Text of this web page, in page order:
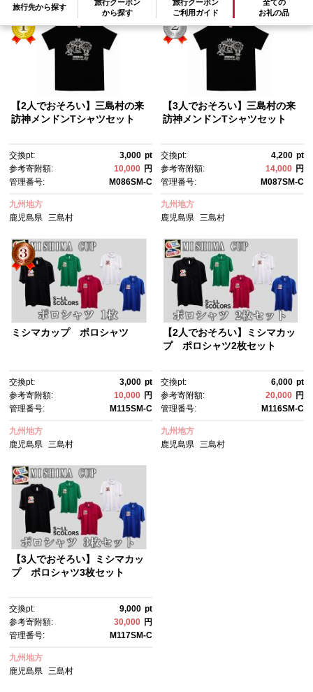
旅行先から探す
旅行クーポン
から探す
旅行クーポン
ご利用ガイド
全ての
お礼の品
【2人でおそろい】三島村の来
訪神メンドンTシャツセット
交換pt: 3,000 pt
参考寄附額:
10,000 円
管理番号:
M086SM-C
九州地方
鹿児島県
三島村
【3人でおそろい】三島村の来
訪神メンドンTシャツセット
交換pt: 4,200 pt
参考寄附額:
14,000 円
管理番号:
M087SM-C
九州地方
鹿児島県 三島村
ミシマカップ ポロシャツ
交換pt: 3,000 pt
参考寄附額:
10,000 円
管理番号:
M115SM-C
九州地方
鹿児島県
三島村
【2人でおそろい】ミシマカッ
プ ポロシャツ2枚セット
交換pt: 6,000 pt
参考寄附額:
20,000 円
管理番号:
M116SM-C
九州地方
鹿児島県 三島村
【3人でおそろい】ミシマカッ
プ ポロシャツ3枚セット
交換pt: 9,000 pt
参考寄附額:
30,000 円
管理番号:
M117SM-C
九州地方
鹿児島県
三島村